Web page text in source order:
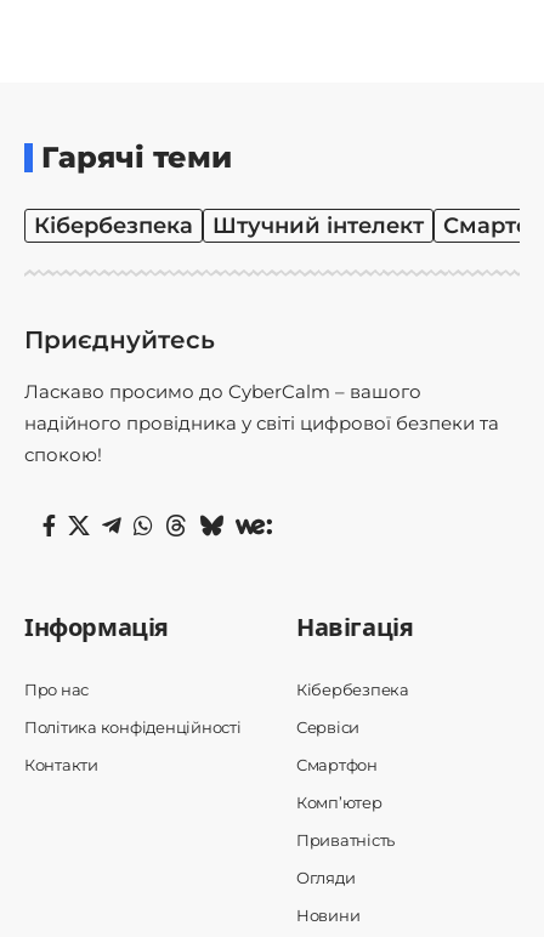
Гарячі теми
Кібербезпека Штучний інтелект
Приєднуйтесь
Ласкаво просимо до CyberCalm – вашого
надійного провідника у світі цифрової безпеки та
спокою!
Інформація
Про нас
Політика конфіденційності
Контакти
Навігація
Кібербезпека
Сервіси
Смартфон
Комп’ютер
Приватність
Огляди
Новини